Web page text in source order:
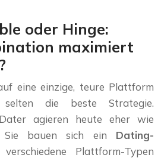
oder Hinge:
maximiert
eine einzige, teure Plattform
die beste Strategie.
Dater agieren heute eher wie
Sie bauen sich ein Dating-
Plattform-Typen